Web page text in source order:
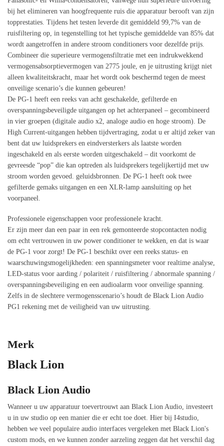
bij het elimineren van hoogfrequente ruis die apparatuur berooft van zijn
topprestaties. Tijdens het testen leverde dit gemiddeld 99,7% van de
ruisfiltering op, in tegenstelling tot het typische gemiddelde van 85% dat
wordt aangetroffen in andere stroom conditioners voor dezelfde prijs.
Combineer die superieure vermogensfiltratie met een indrukwekkend
vermogensabsorptievermogen van 2775 joule, en je uitrusting krijgt niet
alleen kwaliteitskracht, maar het wordt ook beschermd tegen de meest
onveilige scenario’s die kunnen gebeuren!
De PG-1 heeft een reeks van acht geschakelde, gefilterde en
overspanningsbeveiligde uitgangen op het achterpaneel – gecombineerd
in vier groepen (digitale audio x2, analoge audio en hoge stroom). De
High Current-uitgangen hebben tijdvertraging, zodat u er altijd zeker van
bent dat uw luidsprekers en eindversterkers als laatste worden
ingeschakeld en als eerste worden uitgeschakeld – dit voorkomt de
gevreesde “pop” die kan optreden als luidsprekers tegelijkertijd met uw
stroom worden gevoed. geluidsbronnen. De PG-1 heeft ook twee
gefilterde gemaks uitgangen en een XLR-lamp aansluiting op het
voorpaneel.
Professionele eigenschappen voor professionele kracht.
Er zijn meer dan een paar in een rek gemonteerde stopcontacten nodig
om echt vertrouwen in uw power conditioner te wekken, en dat is waar
de PG-1 voor zorgt! De PG-1 beschikt over een reeks status- en
waarschuwingsmogelijkheden: een spanningsmeter voor realtime analyse,
LED-status voor aarding / polariteit / ruisfiltering / abnormale spanning /
overspanningsbeveiliging en een audioalarm voor onveilige spanning.
Zelfs in de slechtere vermogensscenario’s houdt de Black Lion Audio
PG1 rekening met de veiligheid van uw uitrusting.
Merk
Black Lion
Black Lion Audio
Wanneer u uw apparatuur toevertrouwt aan Black Lion Audio, investeert
u in uw studio op een manier die er echt toe doet. Hier bij I4studio,
hebben we veel populaire audio interfaces vergeleken met Black Lion's
custom mods, en we kunnen zonder aarzeling zeggen dat het verschil dag